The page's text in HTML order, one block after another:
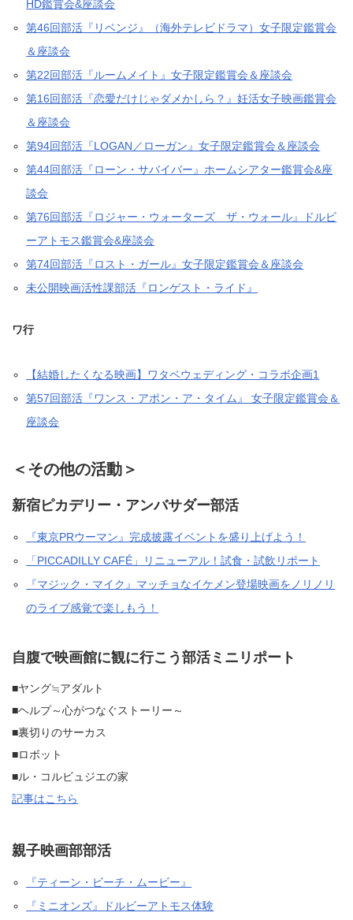
HD鑑賞会&座談会
第46回部活『リベンジ』（海外テレビドラマ）女子限定鑑賞会
＆座談会
第22回部活『ルームメイト』女子限定鑑賞会＆座談会
第16回部活『恋愛だけじゃダメかしら？』妊活女子映画鑑賞会
＆座談会
第94回部活『LOGAN／ローガン』女子限定鑑賞会＆座談会
第44回部活『ローン・サバイバー』ホームシアター鑑賞会&座
談会
第76回部活『ロジャー・ウォーターズ ザ・ウォール』ドルビ
ーアトモス鑑賞会&座談会
第74回部活『ロスト・ガール』女子限定鑑賞会＆座談会
未公開映画活性課部活『ロンゲスト・ライド』
ワ行
【結婚したくなる映画】ワタベウェディング・コラボ企画1
第57回部活『ワンス・アポン・ア・タイム』 女子限定鑑賞会＆
座談会
＜その他の活動＞
新宿ピカデリー・アンバサダー部活
『東京PRウーマン』完成披露イベントを盛り上げよう！
「PICCADILLY CAFÉ」リニューアル！試食・試飲リポート
『マジック・マイク』マッチョなイケメン登場映画をノリノリ
のライブ感覚で楽しもう！
自腹で映画館に観に行こう部活ミニリポート
■ヤング≒アダルト
■ヘルプ～心がつなぐストーリー～
■裏切りのサーカス
■ロボット
■ル・コルビュジエの家
記事はこちら
親子映画部部活
『ティーン・ビーチ・ムービー』
『ミニオンズ』ドルビーアトモス体験